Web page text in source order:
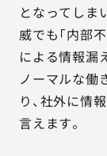
となってしま
威でも「内部
による情報漏
ノーマルな働
り、社外に情
言えます。